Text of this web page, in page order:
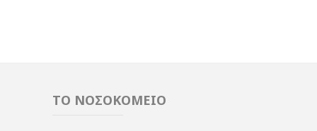
ΤΟ ΝΟΣΟΚΟΜΕΙΟ